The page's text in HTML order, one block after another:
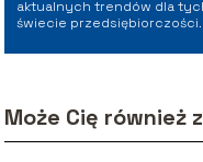
aktualnych trendów dla
świecie przedsiębiorczości.
Może Cię również